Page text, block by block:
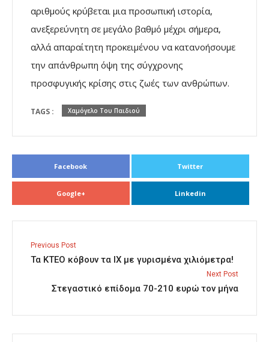
αριθμούς κρύβεται μια προσωπική ιστορία,
ανεξερεύνητη σε μεγάλο βαθμό μέχρι σήμερα,
αλλά απαραίτητη προκειμένου να κατανοήσουμε
την απάνθρωπη όψη της σύγχρονης
προσφυγικής κρίσης στις ζωές των ανθρώπων.
TAGS : Χαμόγελο Του Παιδιού
Facebook Twitter
Google+ Linkedin
Previous Post
Τα ΚΤΕΟ κόβουν τα ΙΧ με γυρισμένα χιλιόμετρα!
Next Post
Στεγαστικό επίδομα 70-210 ευρώ τον μήνα